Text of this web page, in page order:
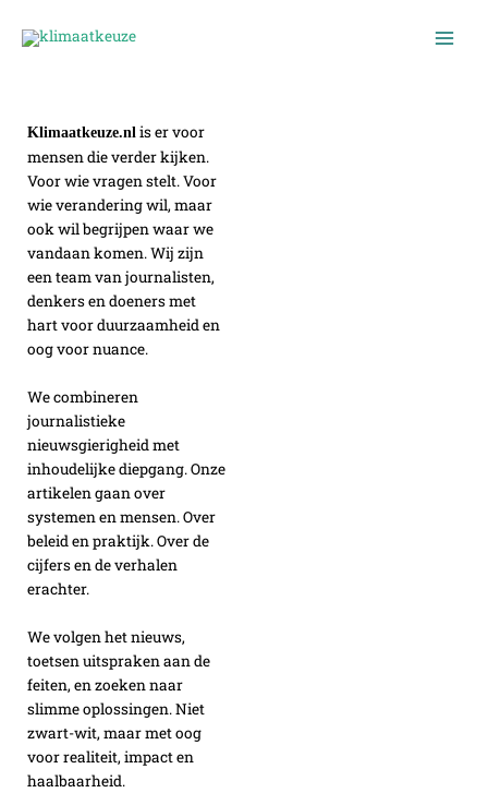
naar
Klimaatkeuze.nl is er voor
mensen die verder kijken.
Voor wie vragen stelt. Voor
wie verandering wil, maar
ook wil begrijpen waar we
vandaan komen. Wij zijn
een team van journalisten,
denkers en doeners met
hart voor duurzaamheid en
oog voor nuance.
We combineren
journalistieke
nieuwsgierigheid met
inhoudelijke diepgang. Onze
artikelen gaan over
systemen en mensen. Over
beleid en praktijk. Over de
cijfers en de verhalen
erachter.
We volgen het nieuws,
toetsen uitspraken aan de
feiten, en zoeken naar
slimme oplossingen. Niet
zwart-wit, maar met oog
voor realiteit, impact en
haalbaarheid.